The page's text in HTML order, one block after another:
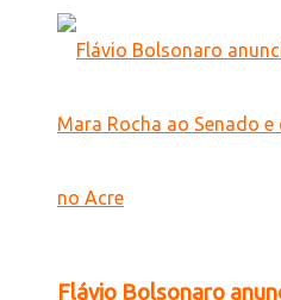
Flávio Bolsonaro